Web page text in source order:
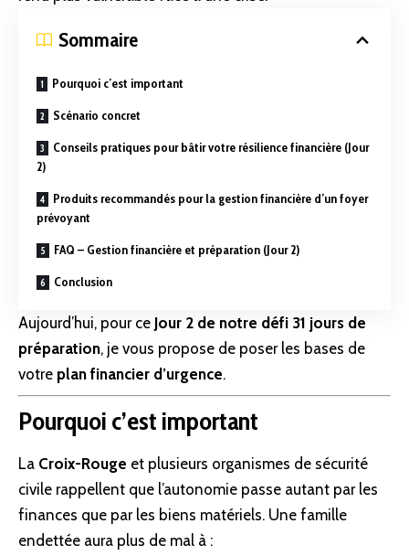
Sommaire
Pourquoi c’est important
Scénario concret
Conseils pratiques pour bâtir votre résilience financière (Jour
2)
Produits recommandés pour la gestion financière d’un foyer
prévoyant
FAQ – Gestion financière et préparation (Jour 2)
Conclusion
Aujourd’hui, pour ce Jour 2 de notre défi 31 jours de
préparation, je vous propose de poser les bases de
votre plan financier d’urgence.
Pourquoi c’est important
La Croix-Rouge et plusieurs organismes de sécurité
civile rappellent que l’autonomie passe autant par les
finances que par les biens matériels. Une famille
endettée aura plus de mal à :